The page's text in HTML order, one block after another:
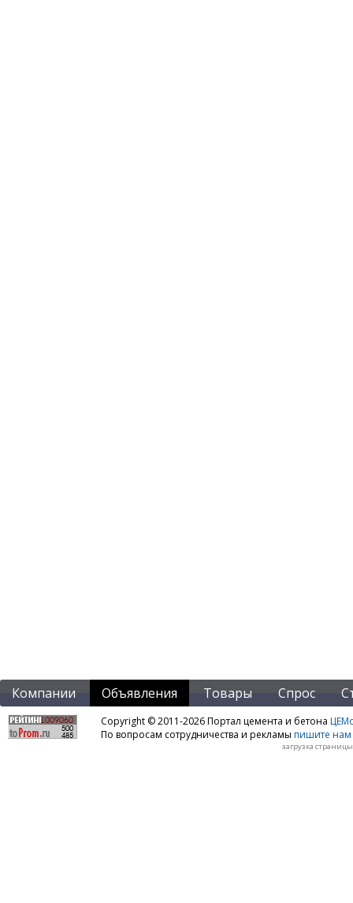
Компании Объявления Товары Спрос
Copyright © 2011-2026 Портал цемента и бетона
По вопросам сотрудничества и рекламы пишите нам
загрузка